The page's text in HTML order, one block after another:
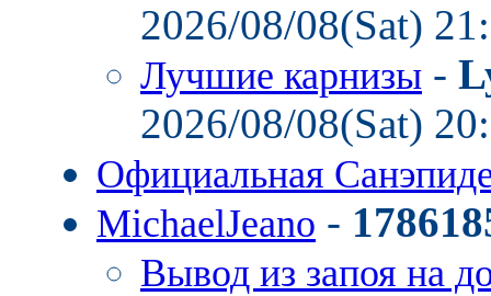
2026/08/08(Sat)
Лучшие карнизы -
2026/08/08(Sat)
Официальная
MichaelJeano -
Вывод из запоя на